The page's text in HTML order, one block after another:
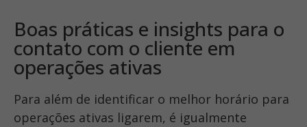
Boas práticas e insights para o
contato com o cliente em
operações ativas
Para além de identificar o melhor horário para
operações ativas ligarem, é igualmente